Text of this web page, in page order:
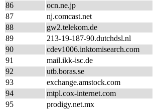
86
ocn.ne.jp
87
nj.comcast.net
88
gw2.telekom.de
89
213-19-187-90.dutchdsl.nl
90
cdev1006.inktomisearch.com
91
mail.ikk-isc.de
92
utb.boras.se
93
exchange.amstock.com
94
mtpl.cox-internet.com
95
prodigy.net.mx